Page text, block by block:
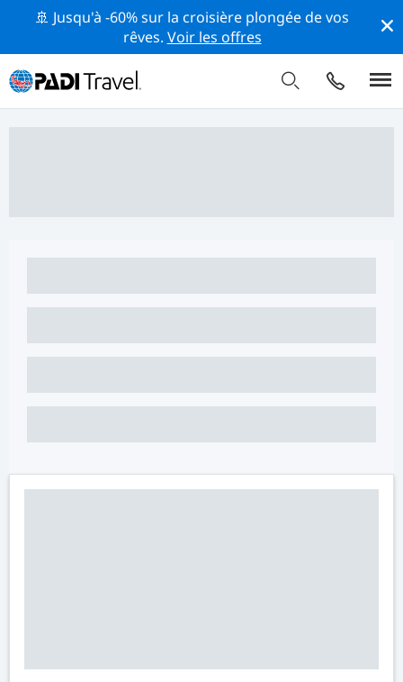
🚢 Jusqu'à -60% sur la croisière plongée de vos
rêves. Voir les offres